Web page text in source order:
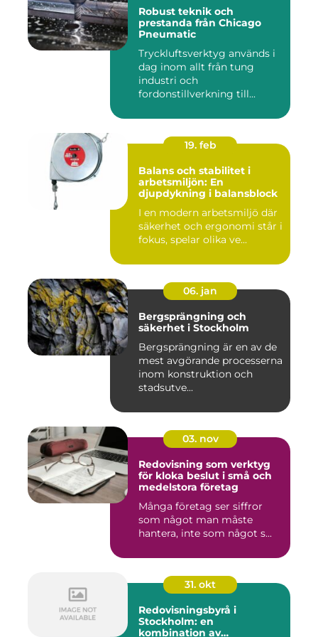
Robust teknik och
prestanda från Chicago
Pneumatic
Tryckluftsverktyg används i
dag inom allt från tung
industri och
fordonstillverkning till...
19. feb
Balans och stabilitet i
arbetsmiljön: En
djupdykning i balansblock
I en modern arbetsmiljö där
säkerhet och ergonomi står i
fokus, spelar olika ve...
06. jan
Bergsprängning och
säkerhet i Stockholm
Bergsprängning är en av de
mest avgörande processerna
inom konstruktion och
stadsutve...
03. nov
Redovisning som verktyg
för kloka beslut i små och
medelstora företag
Många företag ser siffror
som något man måste
hantera, inte som något s...
31. okt
Redovisningsbyrå i
Stockholm: en
kombination av